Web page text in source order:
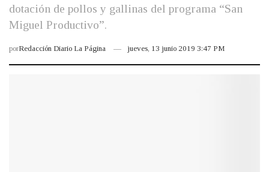
dotación de pollos y gallinas del programa “San
Miguel Productivo”.
porRedacción Diario La Página jueves, 13 junio 2019 3:47 PM